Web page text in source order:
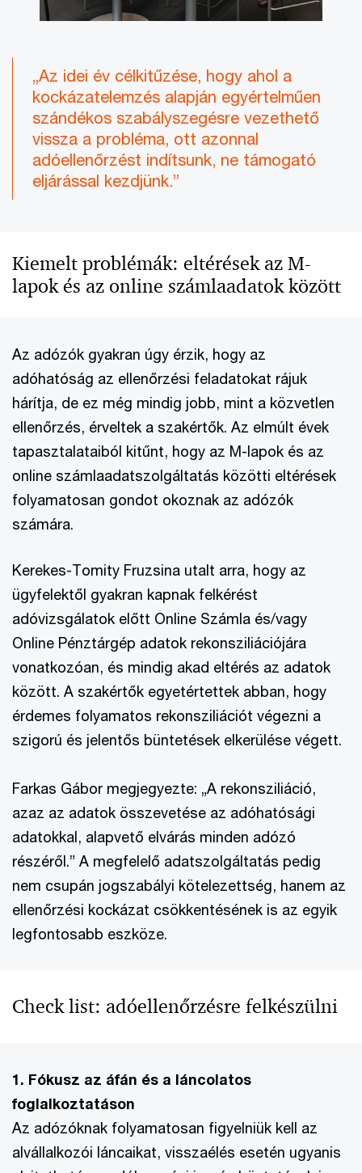
„Az idei év célkitűzése, hogy ahol a
kockázatelemzés alapján egyértelműen
szándékos szabályszegésre vezethető
vissza a probléma, ott azonnal
adóellenőrzést indítsunk, ne támogató
eljárással kezdjünk.”
Kiemelt problémák: eltérések az M-
lapok és az online számlaadatok között
Az adózók gyakran úgy érzik, hogy az
adóhatóság az ellenőrzési feladatokat rájuk
hárítja, de ez még mindig jobb, mint a közvetlen
ellenőrzés, érveltek a szakértők. Az elmúlt évek
tapasztalataiból kitűnt, hogy az M-lapok és az
online számlaadatszolgáltatás közötti eltérések
folyamatosan gondot okoznak az adózók
számára.
Kerekes-Tomity Fruzsina utalt arra, hogy az
ügyfelektől gyakran kapnak felkérést
adóvizsgálatok előtt Online Számla és/vagy
Online Pénztárgép adatok rekonsziliációjára
vonatkozóan, és mindig akad eltérés az adatok
között. A szakértők egyetértettek abban, hogy
érdemes folyamatos rekonsziliációt végezni a
szigorú és jelentős büntetések elkerülése végett.
Farkas Gábor megjegyezte: „A rekonsziliáció,
azaz az adatok összevetése az adóhatósági
adatokkal, alapvető elvárás minden adózó
részéről.” A megfelelő adatszolgáltatás pedig
nem csupán jogszabályi kötelezettség, hanem az
ellenőrzési kockázat csökkentésének is az egyik
legfontosabb eszköze.
Check list: adóellenőrzésre felkészülni
1. Fókusz az áfán és a láncolatos
foglalkoztatáson
Az adózóknak folyamatosan figyelniük kell az
alvállalkozói láncaikat, visszaélés esetén ugyanis